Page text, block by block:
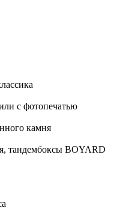
с фотопечатью
камня
тандембоксы BOYARD